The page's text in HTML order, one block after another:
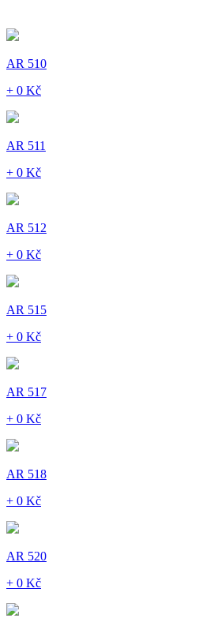
AR 510
+ 0 Kč
AR 511
+ 0 Kč
AR 512
+ 0 Kč
AR 515
+ 0 Kč
AR 517
+ 0 Kč
AR 518
+ 0 Kč
AR 520
+ 0 Kč